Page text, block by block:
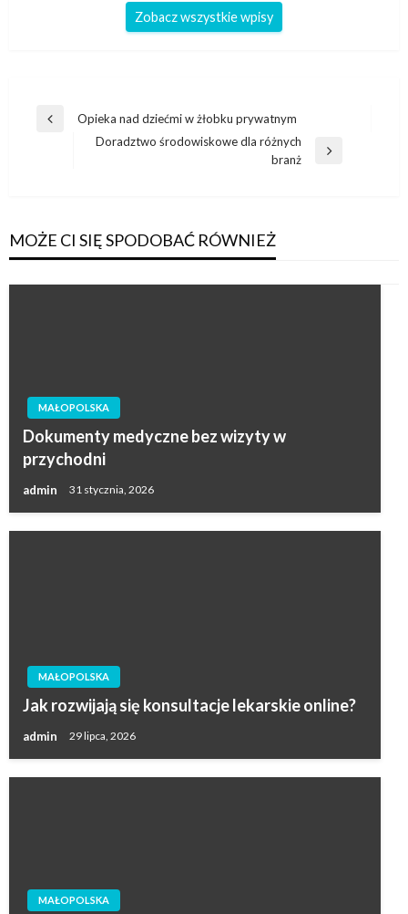
Zobacz wszystkie wpisy
Nawigacja
Poprzedni
Opieka nad dziećmi w żłobku prywatnym
Doradztwo środowiskowe dla różnych
branż
MOŻE CI SIĘ SPODOBAĆ RÓWNIEŻ
MAŁOPOLSKA
Dokumenty medyczne bez wizyty w
przychodni
admin 31 stycznia, 2026
MAŁOPOLSKA
Jak rozwijają się konsultacje lekarskie online?
admin 29 lipca, 2026
MAŁOPOLSKA